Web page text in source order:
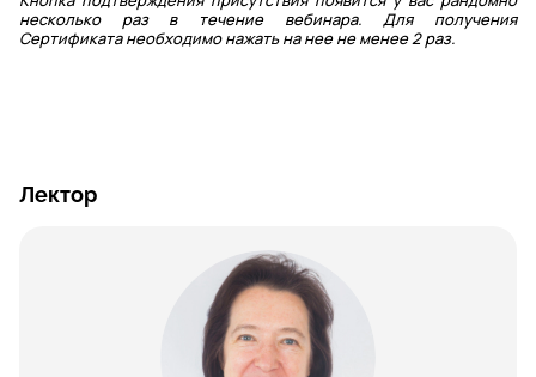
несколько раз в течение вебинара. Для получения
Сертификата необходимо нажать на нее не менее 2 раз.
Лектор